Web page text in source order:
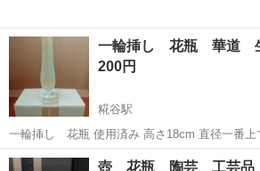
一輪挿し 花瓶 華道
200円
糀谷駅
一輪挿し 花瓶 使用済み 高さ18cm 直径一番上で2.8cm
7cm 宜しくお願いします
東京 大田区 糀谷駅 インテリア雑貨
壺 花瓶 陶芸 工芸